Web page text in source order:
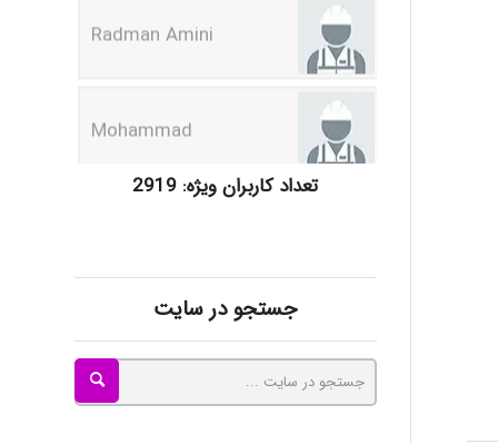
kimiya zirakpoor
تعداد کاربران ویژه: 2919
جستجو در سایت